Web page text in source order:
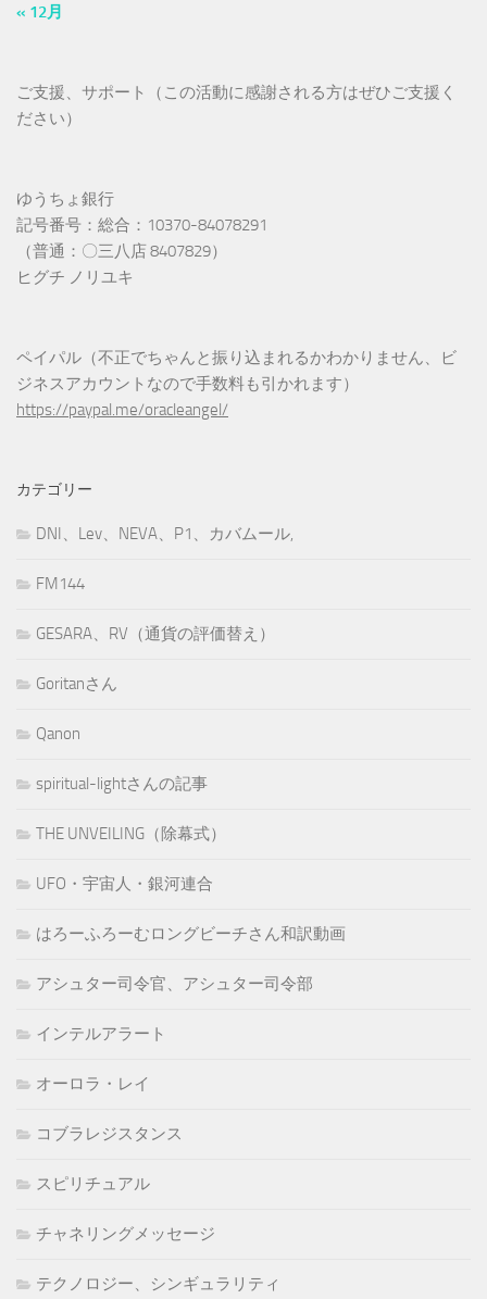
« 12月
ご支援、サポート（この活動に感謝される方はぜひご支援く
ださい）
ゆうちょ銀行
記号番号：総合：10370-84078291
（普通：〇三八店 8407829）
ヒグチ ノリユキ
ペイパル（不正でちゃんと振り込まれるかわかりません、ビ
ジネスアカウントなので手数料も引かれます）
https://paypal.me/oracleangel/
カテゴリー
DNI、Lev、NEVA、P1、カバムール,
FM144
GESARA、RV（通貨の評価替え）
Goritanさん
Qanon
spiritual-lightさんの記事
THE UNVEILING（除幕式）
UFO・宇宙人・銀河連合
はろーふろーむロングビーチさん和訳動画
アシュター司令官、アシュター司令部
インテルアラート
オーロラ・レイ
コブラレジスタンス
スピリチュアル
チャネリングメッセージ
テクノロジー、シンギュラリティ